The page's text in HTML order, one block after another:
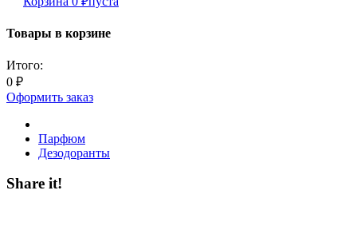
Товары в корзине
Итого:
0 ₽
Оформить заказ
Парфюм
Дезодоранты
Share it!